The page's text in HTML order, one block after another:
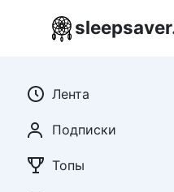
Лента
Подписки
Топы